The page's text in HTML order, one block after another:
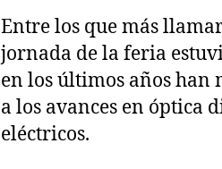
Entre los que más
jornada de la feria
en los últimos años han
a los avances en óptica
eléctricos.